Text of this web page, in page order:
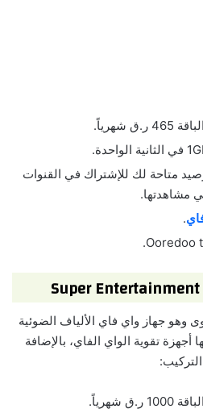
شهرياً.
إلى 40 نقطة رصيد متاحة لك للإشتراك في القنوات
مشاهدتها.
.
وهو جهاز واي فاي الألياف الضوئية
تقوية الواي الفاي، بالإضافة
شهرياً.